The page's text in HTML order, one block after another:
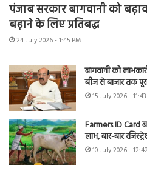
पंजाब सरकार बागवानी को
बढ़ाने के लिए प्रतिबद्ध
24 July 2026 - 1:45 PM
बागवानी को
बीज से बाजार तक
15 July 2026 -
Farmers ID Card
लाभ, बार-बार
10 July 2026 -